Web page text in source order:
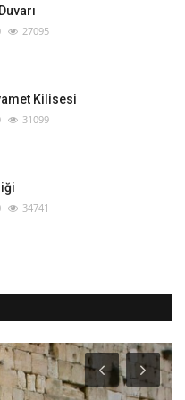
27095
Kilisesi
31099
34741